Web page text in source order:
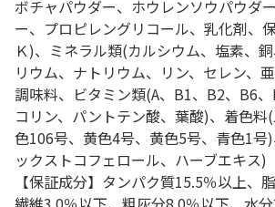
ボチャパウダー、ホウレンソウパウダ
ー、プロピレングリコール、乳化剤、
Ｋ)、ミネラル類(カルシウム、塩素、
リウム、ナトリウム、リン、セレン、
調味料、ビタミン類(A、B1、B2、B6、
コリン、パントテン酸、葉酸)、着色料
色106号、黄色4号、黄色5号、青色1号
ックストコフェロール、ハーブエキス)
【保証成分】タンパク質15.5％以上、